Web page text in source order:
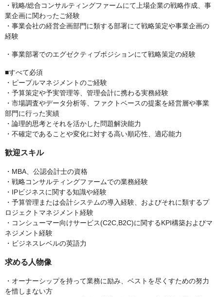
・戦略/総合コンサルティングファームにて上場企業の戦略作成、事
業企画に関わったご経験
・事業会社の経営企画部門に類する部署にて戦略策定や事業企画の
経験
・事業部署でのエグゼクティブポジションにて戦略策定の経験
■すべて必須
・ピープルマネジメントのご経験
・予算策定や予実管理等、管理会計に携わる実務経験
・市場調査やデータ分析等、ファクトベースの提案を経営層や事業
部門に行った実績
・論理的思考とそれを活かした問題解決能力
・不確定であることや変化に対する高い順応性、適応能力
歓迎スキル
・MBA、公認会計士の資格
・戦略コンサルティングファームでの業務経験
・IPビジネスに関する知識や経験
・予算管理または会計システムの導入経験、およびそれに類するプ
ロジェクトマネジメント経験
・コンシューマー向けサービス(C2C,B2C)に関するKPI構築およびマ
ネジメント経験
・ビジネスレベルの英語力
求める人物像
・オーナーシップを持って業務に励み、ベストを尽くすための努力
を惜しまない方